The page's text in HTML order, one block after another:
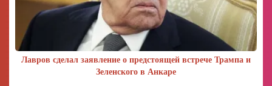
Лавров сделал заявление о предстоящей встрече Трампа и
Зеленского в Анкаре